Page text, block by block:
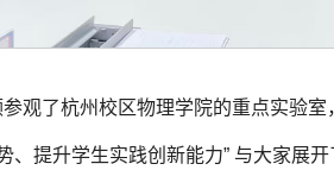
观了杭州校区物理学院的重点实验
、提升学生实践创新能力” 与大家展开